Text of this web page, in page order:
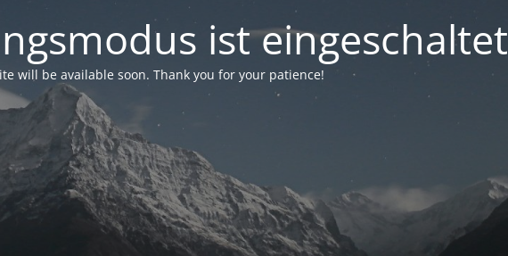
ist eingeschaltet
will be available soon. Thank you for your patience!